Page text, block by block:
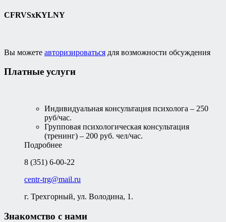
CFRVSxKYLNY
Вы можете авторизироваться для возможности обсуждения
Платные услуги
Индивидуальная консультация психолога – 250
руб/час.
Групповая психологическая консультация
(тренинг) – 200 руб. чел/час.
Подробнее
8 (351) 6-00-22
centr-trg@mail.ru
г. Трехгорный, ул. Володина, 1.
Знакомство с нами